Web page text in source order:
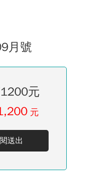
月號
元
元
送出